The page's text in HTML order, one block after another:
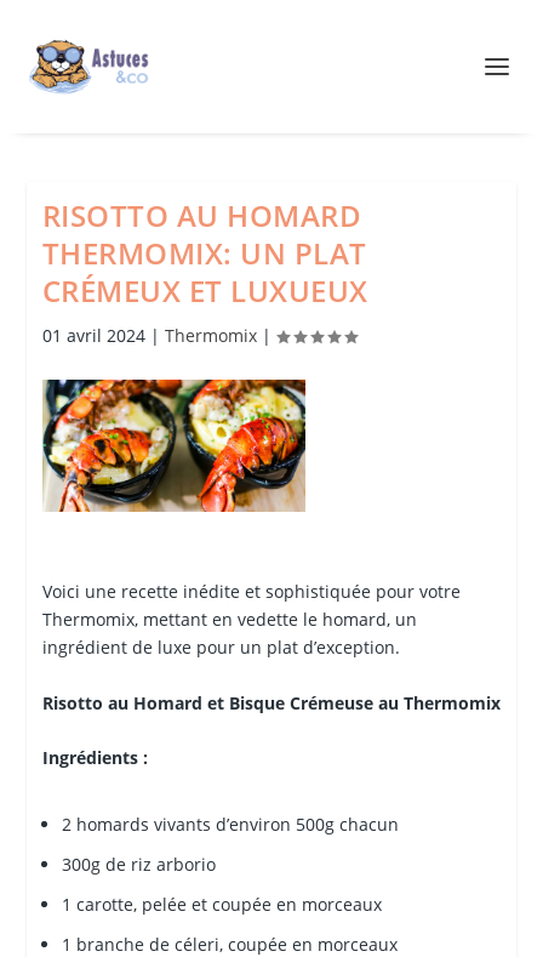
RISOTTO AU HOMARD
THERMOMIX: UN PLAT
CRÉMEUX ET LUXUEUX
01 avril 2024| Thermomix|
Voici une recette inédite et sophistiquée pour votre
Thermomix, mettant en vedette le homard, un
ingrédient de luxe pour un plat d’exception.
Risotto au Homard et Bisque Crémeuse au Thermomix
Ingrédients :
2 homards vivants d’environ 500g chacun
300g de riz arborio
1 carotte, pelée et coupée en morceaux
1 branche de céleri, coupée en morceaux